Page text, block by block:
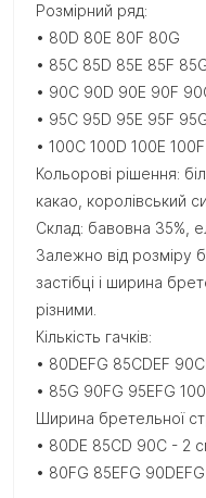
Розмірний ряд:
• 80D 80E 80F 80G
• 85C 85D 85E 85F
• 90C 90D 90E 90F
• 95C 95D 95E 95F
• 100C 100D 100E
Кольорові рішення:
какао, королівський
Склад: бавовна 35%,
Залежно від розміру
застібці і ширина
різними.
Кількість гачків:
• 80DEFG 85CDEF
• 85G 90FG 95EFG
Ширина бретельної
• 80DE 85CD 90C - 2
• 80FG 85EFG